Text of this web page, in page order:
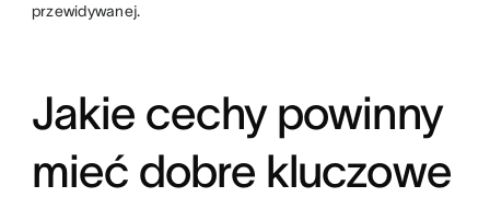
przewidywanej.
Jakie cechy powinny
mieć dobre kluczowe